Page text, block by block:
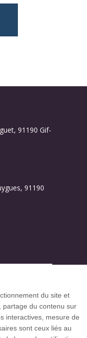
91190 Gif-
91190
du site et
partage du contenu sur
interactives, mesure de
sont ceux liés au